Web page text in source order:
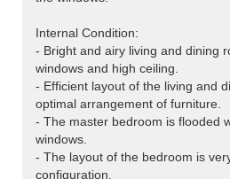
Internal Condition:
- Bright and airy living and dining
windows and high ceiling.
- Efficient layout of the living and
optimal arrangement of furniture.
- The master bedroom is flooded
windows.
- The layout of the bedroom is
configuration.